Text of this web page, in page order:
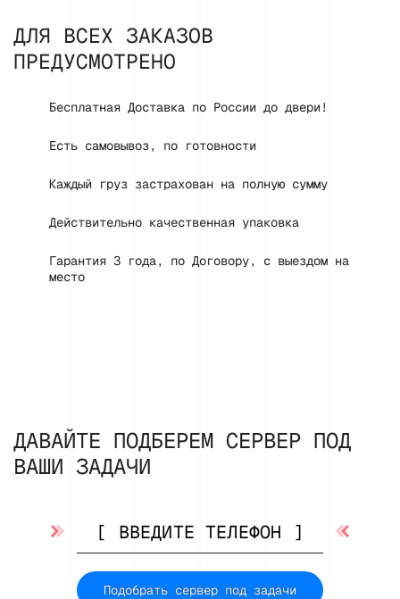
ДЛЯ ВСЕХ ЗАКАЗОВ
ПРЕДУСМОТРЕНО
Бесплатная Доставка по России до двери!
Есть самовывоз, по готовности
Каждый груз застрахован на полную сумму
Действительно качественная упаковка
Гарантия 3 года, по Договору, с выездом на
место
ДАВАЙТЕ ПОДБЕРЕМ СЕРВЕР ПОД
ВАШИ ЗАДАЧИ
Подобрать сервер под задачи